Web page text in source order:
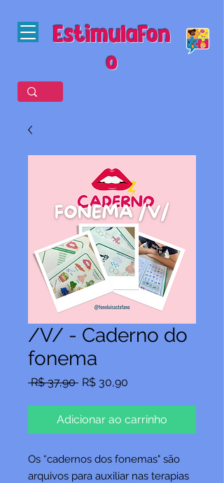
EstimulaFon
o
/V/ - Caderno do
fonema
R$ 37,90 Preço
R$ 30,90
Adicionar ao carrinho
Os “cadernos dos fonemas" são
arquivos para auxiliar nas terapias